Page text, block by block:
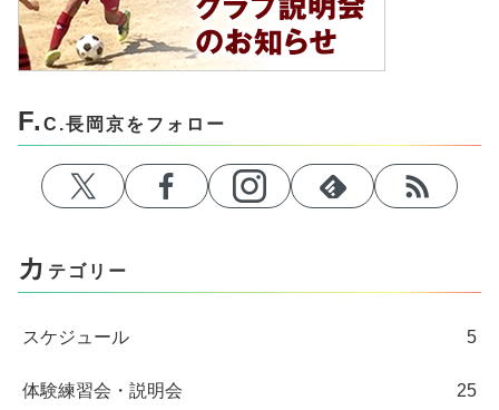
F. C.長岡京をフォロー
カ テゴリー
スケジュール 5
体験練習会・説明会 25